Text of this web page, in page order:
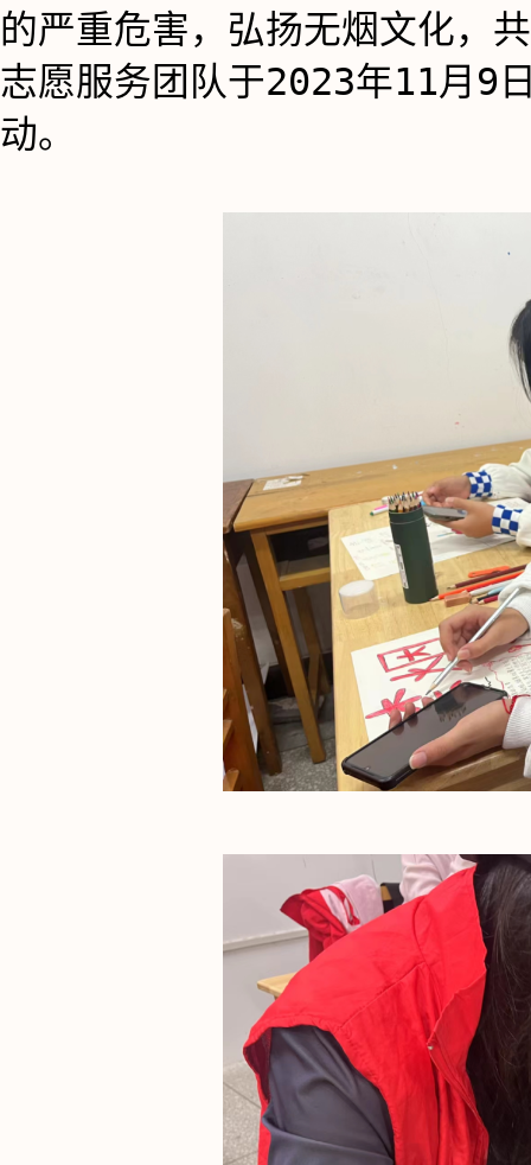
的严重危害，弘扬无烟文化，
志愿服务团队于2023年11月9
动。